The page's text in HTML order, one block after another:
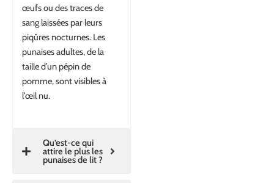
œufs ou des traces de
sang laissées par leurs
piqûres nocturnes. Les
punaises adultes, de la
taille d’un pépin de
pomme, sont visibles à
l’œil nu.
Qu’est-ce qui
attire le plus les
punaises de lit ?